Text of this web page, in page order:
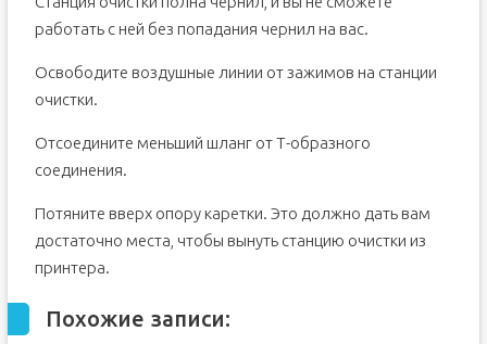
работать с ней без попадания чернил на вас.
Освободите воздушные линии от зажимов на станции
очистки.
Отсоедините меньший шланг от Т-образного
соединения.
Потяните вверх опору каретки. Это должно дать вам
достаточно места, чтобы вынуть станцию очистки из
принтера.
Похожие записи: